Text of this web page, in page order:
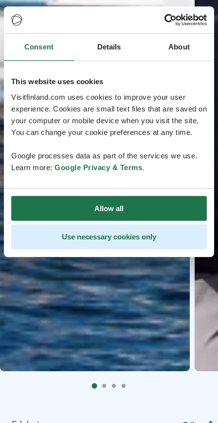
Consent Details About
This website uses cookies
Visitfinland.com uses cookies to improve your user
experience. Cookies are small text files that are saved on
your computer or mobile device when you visit the site.
You can change your cookie preferences at any time.
Google processes data as part of the services we use.
Learn more: Google Privacy & Terms.
Allow all
Use necessary cookies only